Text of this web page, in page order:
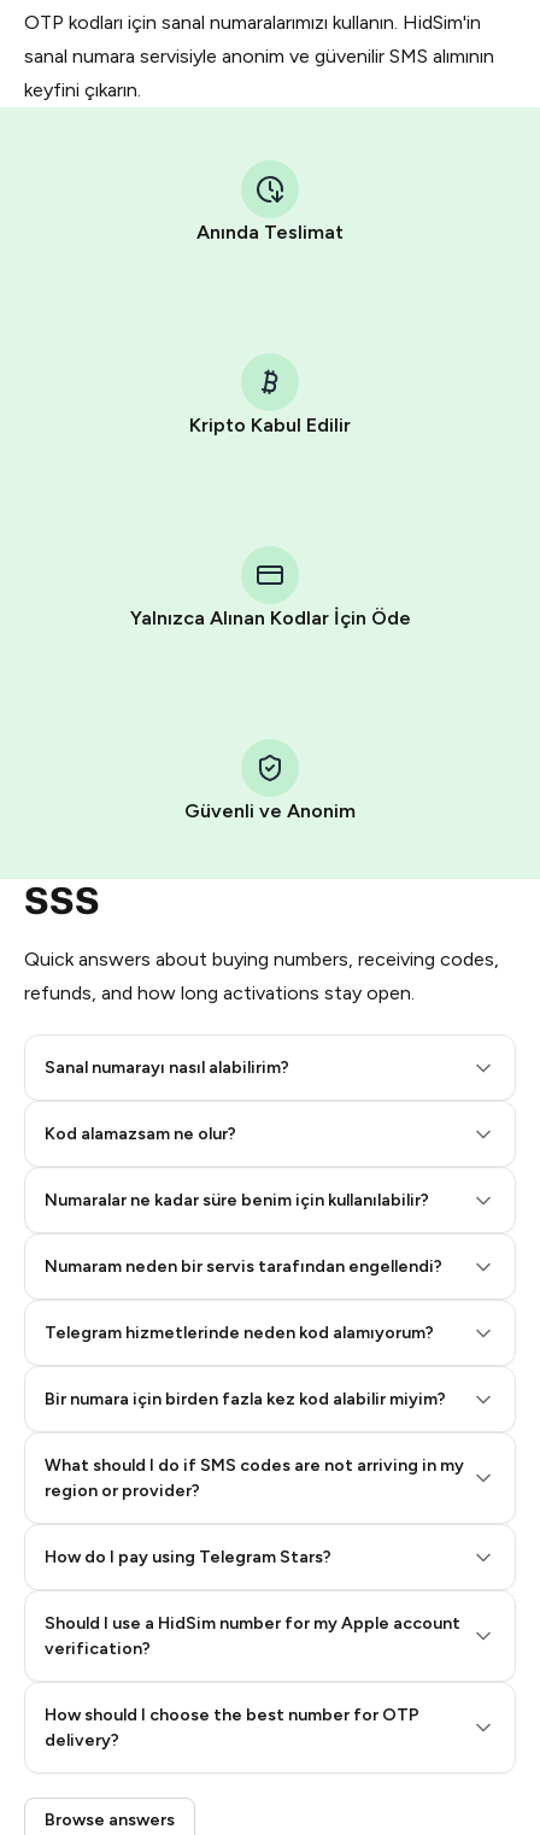
OTP kodları için sanal numaralarımızı kullanın. HidSim'in
sanal numara servisiyle anonim ve güvenilir SMS alımının
keyfini çıkarın.
Anında Teslimat
Kripto Kabul Edilir
Yalnızca Alınan Kodlar İçin Öde
Güvenli ve Anonim
SSS
Quick answers about buying numbers, receiving codes,
refunds, and how long activations stay open.
Sanal numarayı nasıl alabilirim?
Kod alamazsam ne olur?
Numaralar ne kadar süre benim için kullanılabilir?
Numaram neden bir servis tarafından engellendi?
Telegram hizmetlerinde neden kod alamıyorum?
Bir numara için birden fazla kez kod alabilir miyim?
What should I do if SMS codes are not arriving in my
region or provider?
How do I pay using Telegram Stars?
Telegram using your card (or Google Pay, Apple Pay, or
other supported methods).
You use those Stars to pay our bot and complete the
Pay with Telegram Stars
Step 2: Buy Stars in Telegram
Step 3: Pay our bot with Stars
Should I use a HidSim number for my Apple account
verification?
How should I choose the best number for OTP
delivery?
Quality High To Low
Price High To
Low
Browse answers